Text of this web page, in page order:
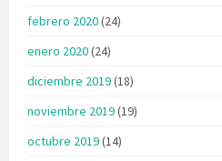
febrero 2020(24)
enero 2020(24)
diciembre 2019(18)
noviembre 2019(19)
octubre 2019(14)